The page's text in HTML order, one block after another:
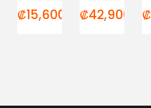
₡15,600.00₡42,900.00
₡